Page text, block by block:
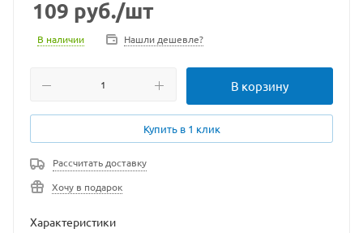
109 руб./шт
В наличии Нашли дешевле?
В корзину
Купить в 1 клик
Рассчитать доставку
Хочу в подарок
Характеристики